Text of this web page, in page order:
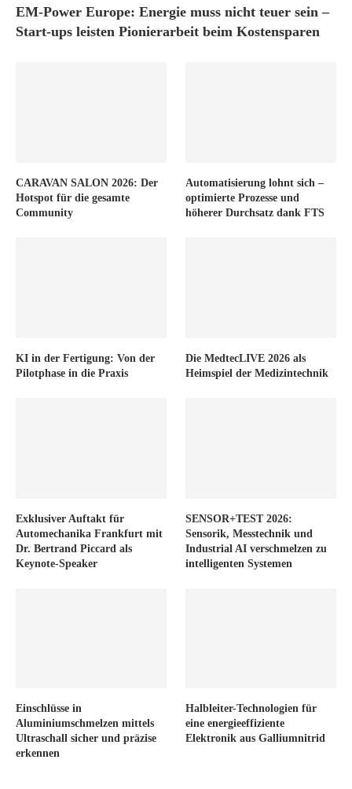
EM-Power Europe: Energie muss nicht teuer sein –
Start-ups leisten Pionierarbeit beim Kostensparen
CARAVAN SALON 2026: Der
Hotspot für die gesamte
Community
Automatisierung lohnt sich –
optimierte Prozesse und
höherer Durchsatz dank FTS
KI in der Fertigung: Von der
Pilotphase in die Praxis
Die MedtecLIVE 2026 als
Heimspiel der Medizintechnik
Exklusiver Auftakt für
Automechanika Frankfurt mit
Dr. Bertrand Piccard als
Keynote-Speaker
SENSOR+TEST 2026:
Sensorik, Messtechnik und
Industrial AI verschmelzen zu
intelligenten Systemen
Einschlüsse in
Aluminiumschmelzen mittels
Ultraschall sicher und präzise
erkennen
Halbleiter-Technologien für
eine energieeffiziente
Elektronik aus Galliumnitrid